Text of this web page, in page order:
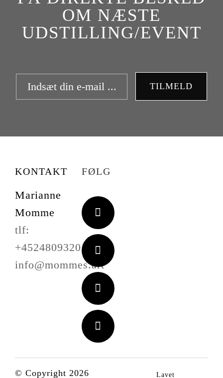
OM NÆSTE
UDSTILLING/EVENT
TILMELD
KONTAKT
Marianne
Momme
tlf:
+4524809320
info@mommes.art
FØLG
© Copyright 2026 Lavet